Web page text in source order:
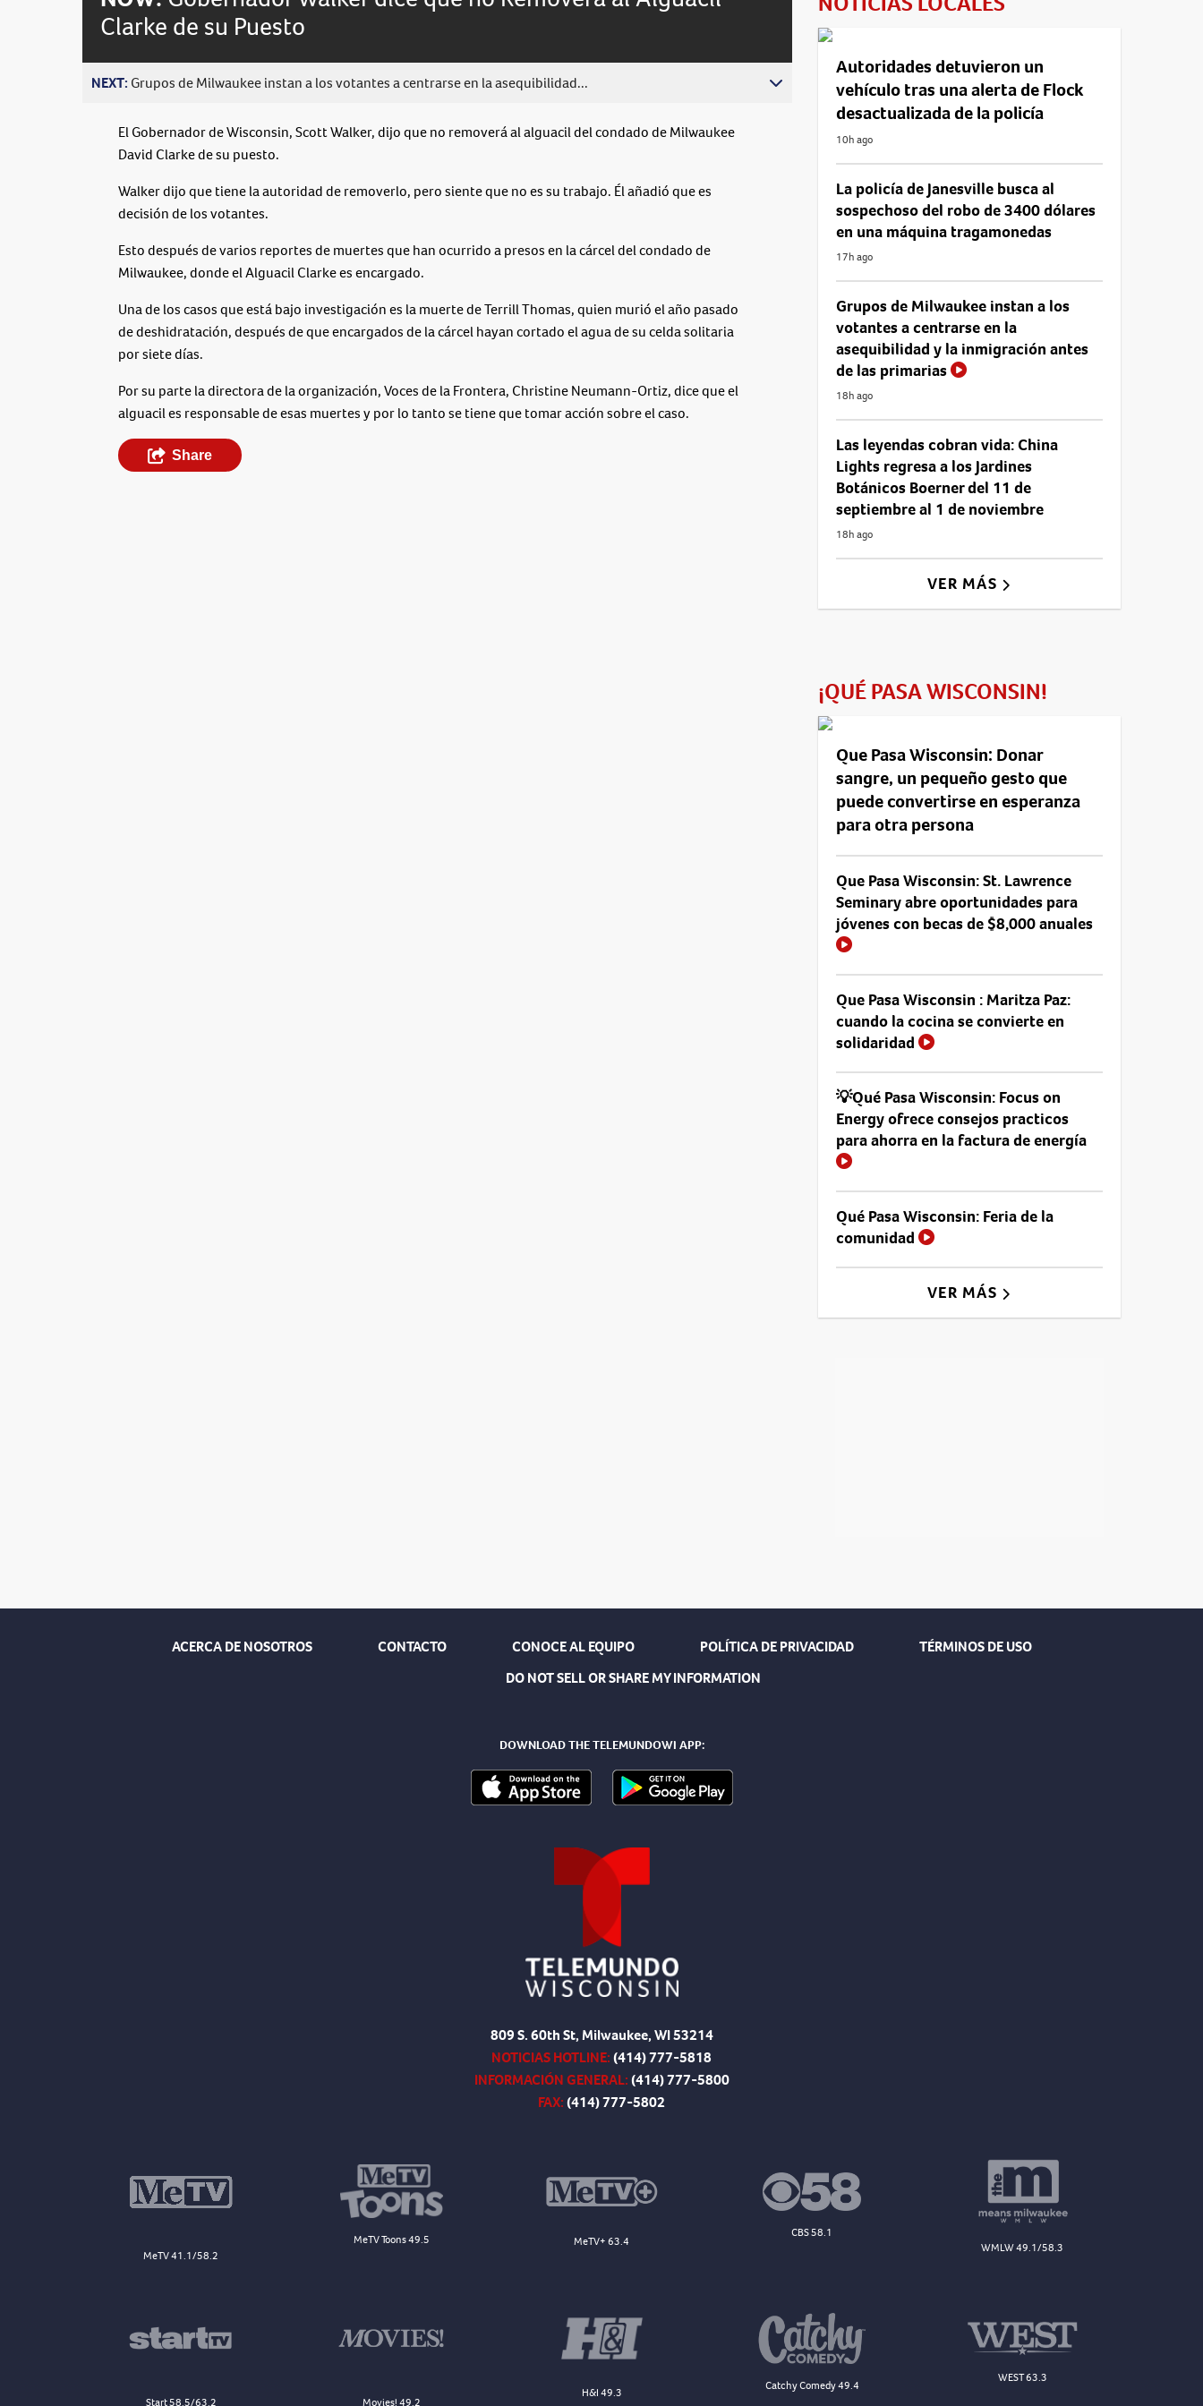
Clarke de su Puesto
NEXT: Grupos de Milwaukee instan a los votantes a centrarse en la asequibilidad...
El Gobernador de Wisconsin, Scott Walker, dijo que no removerá al alguacil del condado de Milwaukee
David Clarke de su puesto.
Walker dijo que tiene la autoridad de removerlo, pero siente que no es su trabajo. Él añadió que es
decisión de los votantes.
Esto después de varios reportes de muertes que han ocurrido a presos en la cárcel del condado de
Milwaukee, donde el Alguacil Clarke es encargado.
Una de los casos que está bajo investigación es la muerte de Terrill Thomas, quien murió el año pasado
de deshidratación, después de que encargados de la cárcel hayan cortado el agua de su celda solitaria
por siete días.
Por su parte la directora de la organización, Voces de la Frontera, Christine Neumann-Ortiz, dice que el
alguacil es responsable de esas muertes y por lo tanto se tiene que tomar acción sobre el caso.
Share
Autoridades detuvieron un
vehículo tras una alerta de Flock
desactualizada de la policía
10h ago
La policía de Janesville busca al
sospechoso del robo de 3400 dólares
en una máquina tragamonedas
17h ago
Grupos de Milwaukee instan a los
votantes a centrarse en la
asequibilidad y la inmigración antes
de las primarias
18h ago
Las leyendas cobran vida: China
Lights regresa a los Jardines
Botánicos Boerner del 11 de
septiembre al 1 de noviembre
18h ago
VER MÁS
¡QUÉ PASA WISCONSIN!
Que Pasa Wisconsin: Donar
sangre, un pequeño gesto que
puede convertirse en esperanza
para otra persona
Que Pasa Wisconsin: St. Lawrence
Seminary abre oportunidades para
jóvenes con becas de $8,000 anuales
Que Pasa Wisconsin : Maritza Paz:
cuando la cocina se convierte en
solidaridad
💡Qué Pasa Wisconsin: Focus on
Energy ofrece consejos practicos
para ahorra en la factura de energía
Qué Pasa Wisconsin: Feria de la
comunidad
VER MÁS
ACERCA DE NOSOTROS CONTACTO CONOCE AL EQUIPO POLÍTICA DE PRIVACIDAD
TÉRMINOS DE USO
DO NOT SELL OR SHARE MY INFORMATION
DOWNLOAD THE TELEMUNDOWI APP:
809 S. 60th St, Milwaukee, WI 53214
NOTICIAS HOTLINE:(414) 777-5818
INFORMACIÓN GENERAL:(414) 777-5800
FAX:(414) 777-5802
MeTV 41.1/58.2
MeTV Toons 49.5 MeTV+ 63.4
CBS 58.1
WMLW 49.1/58.3
Start 58.5/63.2 Movies! 49.2
H&I 49.3
Catchy Comedy 49.4
WEST 63.3